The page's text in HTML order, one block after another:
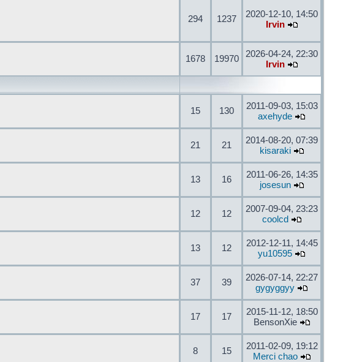
294 1237
2020-12-10, 14:50
Irvin
1678 19970
2026-04-24, 22:30
Irvin
15 130
2011-09-03, 15:03
axehyde
21 21
2014-08-20, 07:39
kisaraki
13 16
2011-06-26, 14:35
josesun
12 12
2007-09-04, 23:23
coolcd
13 12
2012-12-11, 14:45
yu10595
37 39
2026-07-14, 22:27
gygyggyy
17 17
2015-11-12, 18:50
BensonXie
8 15
2011-02-09, 19:12
Merci chao